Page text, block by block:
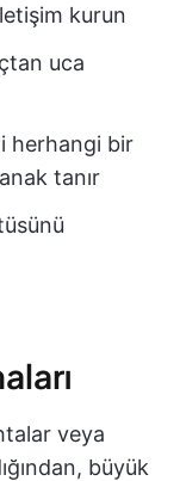
kurun
uca
herhangi bir
tanır
veya
büyük